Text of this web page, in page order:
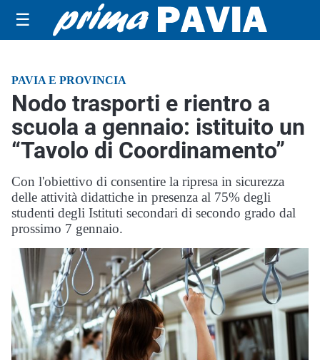
☰
PAVIA E PROVINCIA
Nodo trasporti e rientro a
scuola a gennaio: istituito un
“Tavolo di Coordinamento”
Con l'obiettivo di consentire la ripresa in sicurezza
delle attività didattiche in presenza al 75% degli
studenti degli Istituti secondari di secondo grado dal
prossimo 7 gennaio.